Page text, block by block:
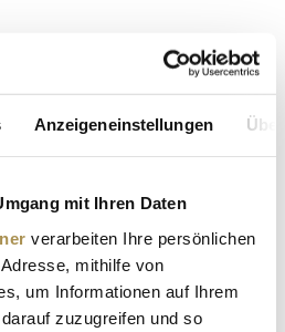
Anzeigeneinstellungen
mit Ihren Daten
verarbeiten Ihre persönlichen
mithilfe von
um Informationen auf Ihrem
zuzugreifen und so